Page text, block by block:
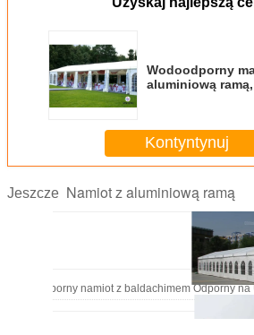
Wodoodporny
aluminiową
Kontyntynuj
Jeszcze Namiot z aluminiową ramą
Wodoodporny namiot z baldachimem Odporny